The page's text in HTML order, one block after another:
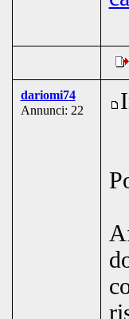
dariomi74
Annunci: 22